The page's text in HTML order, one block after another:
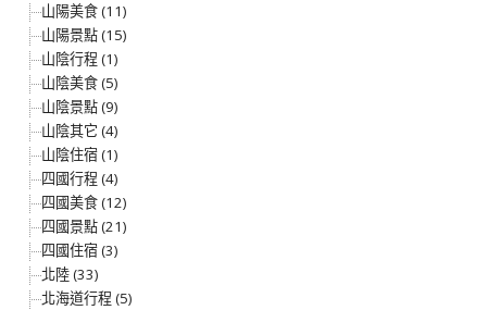
山陽美食 (11)
山陽景點 (15)
山陰行程 (1)
山陰美食 (5)
山陰景點 (9)
山陰其它 (4)
山陰住宿 (1)
四國行程 (4)
四國美食 (12)
四國景點 (21)
四國住宿 (3)
北陸 (33)
北海道行程 (5)